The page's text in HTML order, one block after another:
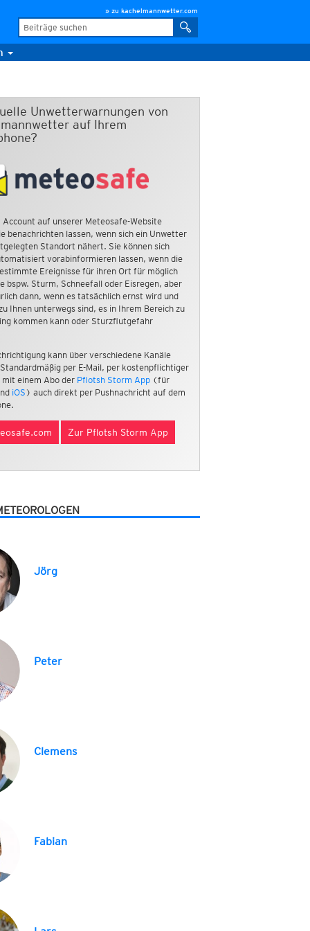
» zu kachelmannwetter.com
Unwetterwarnungen von
auf Ihrem
Account auf unserer Meteosafe-Website
benachrichten lassen, wenn sich ein Unwetter
Standort nähert. Sie können sich
vorabinformieren lassen, wenn die
Ereignisse für ihren Ort für möglich
bspw. Sturm, Schneefall oder Eisregen, aber
dann, wenn es tatsächlich ernst wird und
Ihnen unterwegs sind, es in Ihrem Bereich zu
kommen kann oder Sturzflutgefahr
kann über verschiedene Kanäle
per E-Mail, per kostenpflichtiger
mit einem Abo der Pflotsh Storm App(für
iOS ) auch direkt per Pushnachricht auf dem
Zur Pflotsh Storm App
Jörg
Peter
Clemens
Fabian